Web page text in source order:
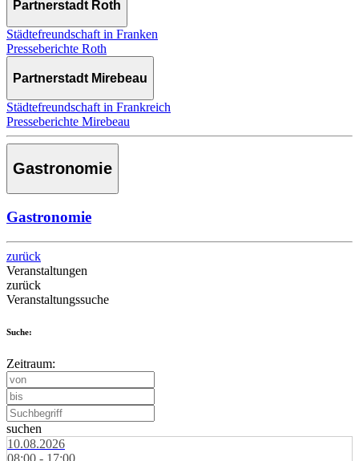
Partnerstadt Roth
Städtefreundschaft in Franken
Presseberichte Roth
Partnerstadt Mirebeau
Städtefreundschaft in Frankreich
Presseberichte Mirebeau
Gastronomie
Gastronomie
zurück
Veranstaltungen
zurück
Veranstaltungssuche
Suche:
Zeitraum:
suchen
10.08.2026
08:00 - 17:00